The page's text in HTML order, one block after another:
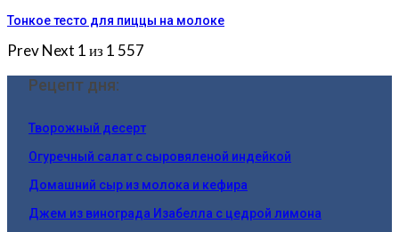
Тонкое тесто для пиццы на молоке
PrevNext 1 из 1 557
Рецепт дня:
Творожный десерт
Огуречный салат с сыровяленой индейкой
Домашний сыр из молока и кефира
Джем из винограда Изабелла с цедрой лимона